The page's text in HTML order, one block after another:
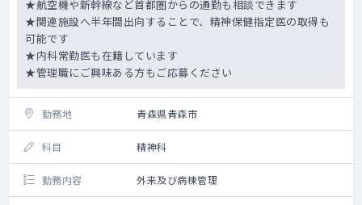
★航空機や新幹線など首都圏からの通勤も相談できます
★関連施設へ半年間出向することで、精神保健指定医の取得も
可能です
★内科常勤医も在籍しています
★管理職にご興味ある方もご応募ください
勤務地 青森県青森市
科目 精神科
勤務内容 外来及び病棟管理